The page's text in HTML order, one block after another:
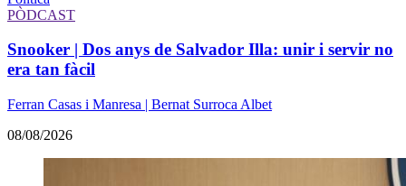
PÒDCAST
Snooker | Dos anys de Salvador Illa: unir i servir no
era tan fàcil
Ferran Casas i Manresa | Bernat Surroca Albet
08/08/2026